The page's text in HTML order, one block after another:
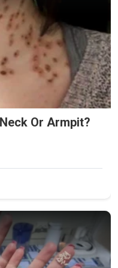
Or Armpit?